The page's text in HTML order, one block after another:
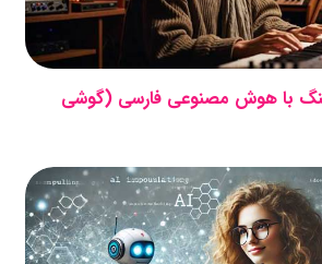
با هوش مصنوعی فارسی (گوشی